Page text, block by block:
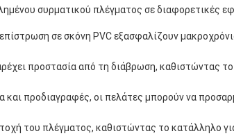
συρματικού πλέγματος σε διαφορετικές
σε σκόνη PVC εξασφαλίζουν
προστασία από τη διάβρωση, καθιστώντας το
και προδιαγραφές, οι πελάτες μπορούν να
του πλέγματος, καθιστώντας το κατάλληλο